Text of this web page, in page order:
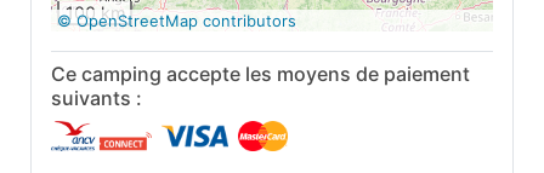
100 km
© OpenStreetMap contributors
Ce camping accepte les moyens de paiement
suivants :